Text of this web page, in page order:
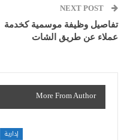
NEXT POST
تفاصيل وظيفة موسمية كخدمة
عملاء عن طريق الشات
More From Author
إدارية